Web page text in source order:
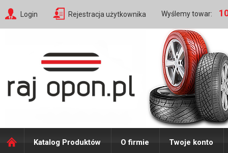
Login Rejestracja użytkownika Wyślemy towar:
Katalog Produktów O firmie Twoje konto